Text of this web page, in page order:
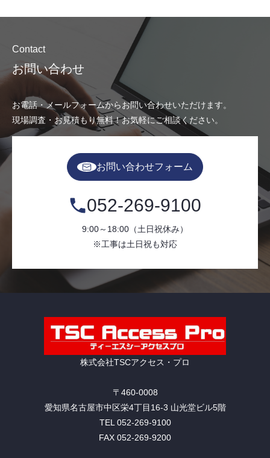
Contact
お問い合わせ
お電話・メールフォームからお問い合わせいただけます。
現場調査・お見積もり無料！お気軽にご相談ください。
お問い合わせフォーム
052-269-9100
9:00～18:00（土日祝休み）
※工事は土日祝も対応
株式会社TSCアクセス・プロ
〒460-0008
愛知県名古屋市中区栄4丁目16-3 山光堂ビル5階
TEL 052-269-9100
FAX 052-269-9200